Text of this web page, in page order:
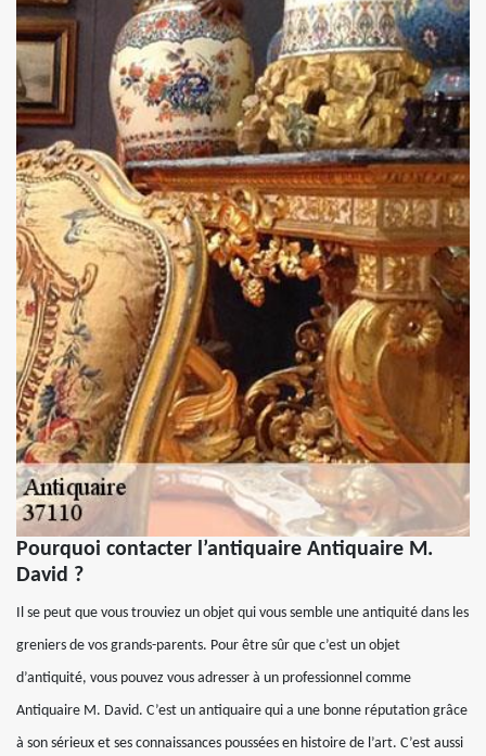
Pourquoi contacter l’antiquaire Antiquaire M.
David ?
Il se peut que vous trouviez un objet qui vous semble une antiquité dans les
greniers de vos grands-parents. Pour être sûr que c’est un objet
d’antiquité, vous pouvez vous adresser à un professionnel comme
Antiquaire M. David. C’est un antiquaire qui a une bonne réputation grâce
à son sérieux et ses connaissances poussées en histoire de l’art. C’est aussi